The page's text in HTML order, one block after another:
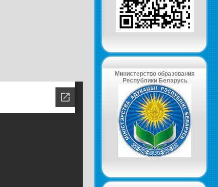
Министерство образования
Республики Беларусь